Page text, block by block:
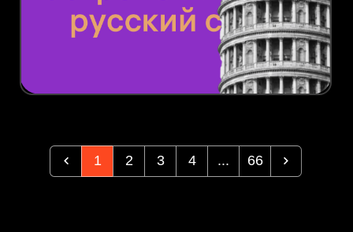
1 2 3 4 ... 66